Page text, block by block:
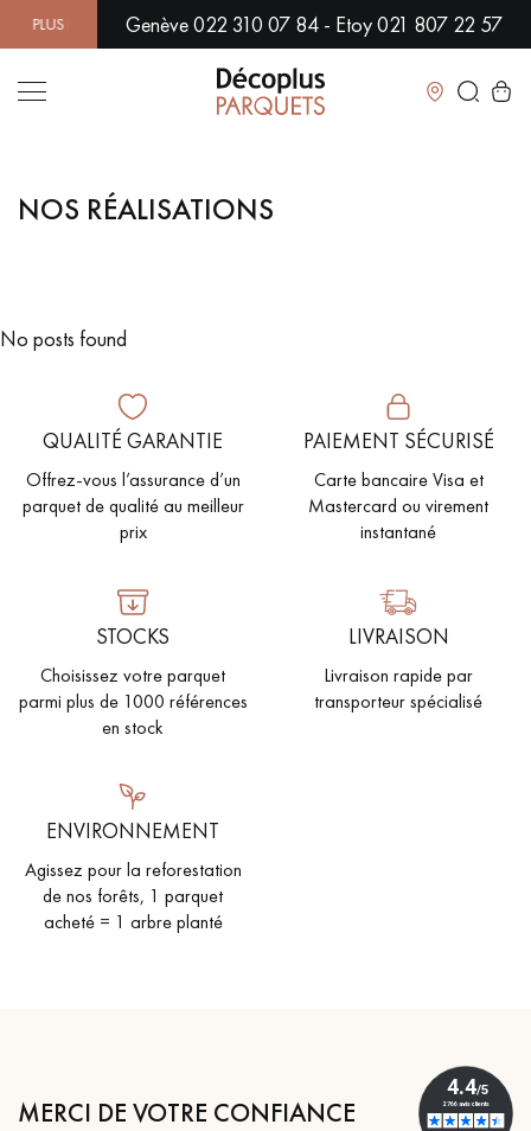
DE 500 MODÈLES EN SHOWROOM | DISPONIBILITÉ
Genève 022 310 07 84 - Etoy 021 807 22 57
Fermer
LES RECHERCHES LES PLUS COURANTES
PARQUET EN BOIS EXOTIQUE PARQUET VERNIS
PARQUET HUILÉ PARQUET EN BOIS BRUT
PARQUET LAMES LARGES XXL PARQUET EN CHÊNE
ACCESSOIRES PARQUET
D'INTÉRIEUR
Nos conseillers sont disponibles au
022 310 07 84
pas dans le choix et la pose de votre parquet.
NOS RÉALISATIONS
No posts found
QUALITÉ GARANTIE
Offrez-vous l’assurance d’un
parquet de qualité au meilleur
prix
PAIEMENT SÉCURISÉ
Carte bancaire Visa et
Mastercard ou virement
instantané
STOCKS
Choisissez votre parquet
parmi plus de 1000 références
en stock
LIVRAISON
Livraison rapide par
transporteur spécialisé
ENVIRONNEMENT
Agissez pour la reforestation
de nos forêts, 1 parquet
acheté = 1 arbre planté
MERCI DE VOTRE CONFIANCE